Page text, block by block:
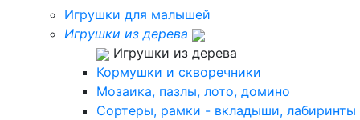
Игрушки для малышей
Игрушки из дерева
Игрушки из дерева
Кормушки и скворечники
Мозаика, пазлы, лото, домино
Сортеры, рамки - вкладыши, лабиринты